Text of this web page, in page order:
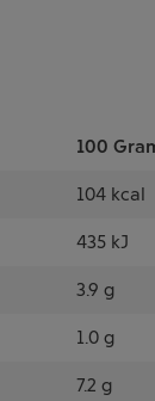
100
104 kcal
435 kJ
3.9 g
1.0 g
7.2 g